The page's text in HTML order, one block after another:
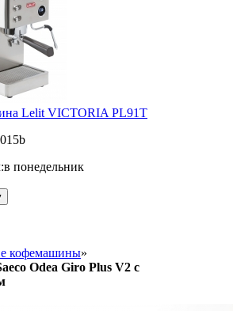
Lelit VICTORIA PL91T
в понедельник
кофемашины»
Odea Giro Plus V2 с